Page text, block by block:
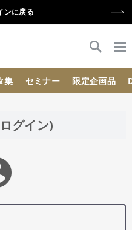
ンに戻る
集 セミナー 限定企画品
グイン)